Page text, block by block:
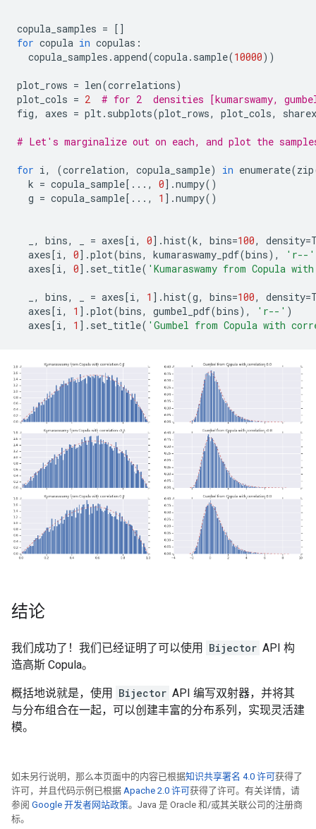
copula_samples =
[]
for copula in copulas :
copula_samples .append(copula. sample(10000))
plot_rows = len(correlations)
plot_cols = 2
# for 2  densities [kumarswamy,
fig, axes = plt. subplots(plot_rows, plot_cols, sharex
# Let's marginalize out on each, and plot the
for i, (correlation, copula_sample) in enumerate(zip
k = copula_sample [ ... , 0] .numpy()
g = copula_sample [ ... , 1 ] .numpy()
, bins, = axes [i, 0] .hist(k, bins=100, density=
axes [i, 0] .plot(bins, kumaraswamy_pdf(bins), 'r--'
axes [i, 0] . set_title( 'Kumaraswamy from Copula
, bins, = axes [i, 1 ] .hist(g, bins=100, density=
axes [i, 1 ] .plot(bins, gumbel_pdf(bins), 'r--' )
axes [i, 1 ] . set_title( 'Gumbel from Copula with
结论
我们成功了！我们已经证明了可以使用 Bijector API 构
造高斯 Copula。
概括地说就是，使用 Bijector API 编写双射器，并将其
与分布组合在一起，可以创建丰富的分布系列，实现灵活建
模。
如未另行说明，那么本页面中的内容已根据知识共享署名 4.0 许可获得了
许可，并且代码示例已根据 Apache 2.0 许可获得了许可。有关详情，请
参阅 Google 开发者网站政策。Java 是 Oracle 和/或其关联公司的注册商
标。